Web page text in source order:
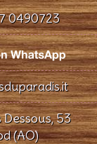
0490723
Dessous, 53
(AO)